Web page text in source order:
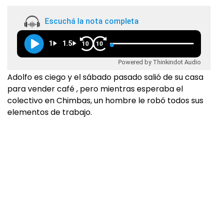
Escuchá la nota completa
1 1.5 10 10
Powered by Thinkindot Audio
Adolfo es ciego y el sábado pasado salió de su casa
para vender café , pero mientras esperaba el
colectivo en Chimbas, un hombre le robó todos sus
elementos de trabajo.